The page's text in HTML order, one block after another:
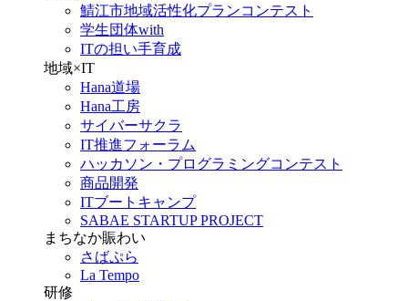
鯖江市地域活性化プランコンテスト
学生団体with
ITの担い手育成
地域×IT
Hana道場
Hana工房
サイバーサクラ
IT推進フォーラム
ハッカソン・プログラミングコンテスト
商品開発
ITブートキャンプ
SABAE STARTUP PROJECT
まちなか賑わい
さばぷら
La Tempo
研修